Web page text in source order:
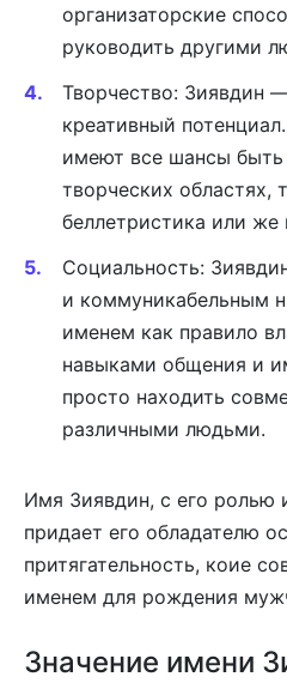
организаторские
руководить другими
Творчество: Зиявдин
креативный
имеют все шансы быть
творческих областях,
беллетристика или же
Социальность:
и коммуникабельным
именем как правило
навыками общения и
просто находить
различными людьми.
Имя Зиявдин, с его ролью
придает его обладателю
притягательность, коие
именем для рождения
Значение имени